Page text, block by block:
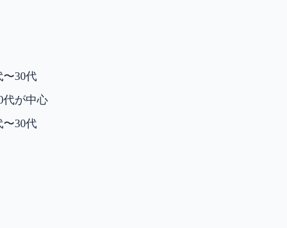
〜30代
代が中心
〜30代